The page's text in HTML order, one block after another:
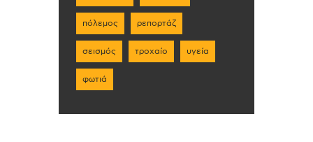
πόλεμος ρεπορτάζ
σεισμός τροχαίο υγεία
φωτιά